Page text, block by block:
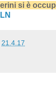
si è
21.4.17